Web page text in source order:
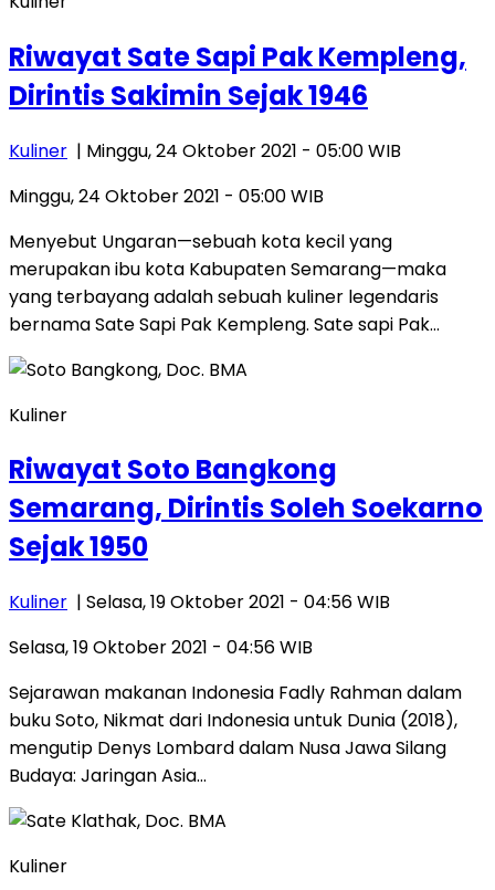
Riwayat Sate Sapi Pak Kempleng,
Dirintis Sakimin Sejak 1946
Kuliner | Minggu, 24 Oktober 2021 - 05:00 WIB
Minggu, 24 Oktober 2021 - 05:00 WIB
Menyebut Ungaran—sebuah kota kecil yang
merupakan ibu kota Kabupaten Semarang—maka
yang terbayang adalah sebuah kuliner legendaris
bernama Sate Sapi Pak Kempleng. Sate sapi Pak…
Kuliner
Riwayat Soto Bangkong
Semarang, Dirintis Soleh Soekarno
Sejak 1950
Kuliner | Selasa, 19 Oktober 2021 - 04:56 WIB
Selasa, 19 Oktober 2021 - 04:56 WIB
Sejarawan makanan Indonesia Fadly Rahman dalam
buku Soto, Nikmat dari Indonesia untuk Dunia (2018),
mengutip Denys Lombard dalam Nusa Jawa Silang
Budaya: Jaringan Asia…
Kuliner